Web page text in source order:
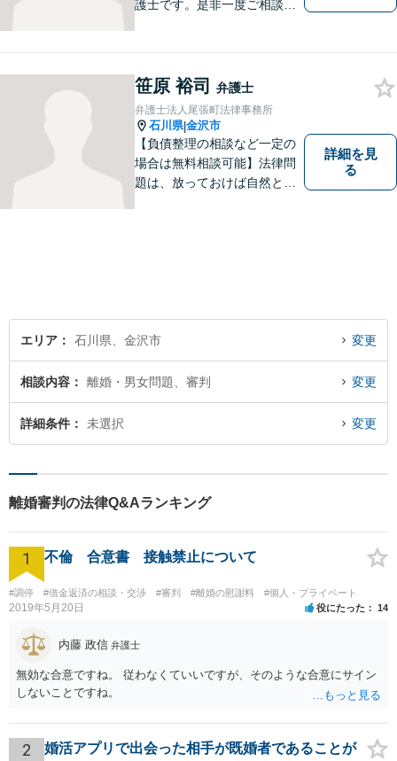
護士です。是非一度ご相談く
笹原 裕司 弁護士
弁護士法人尾張町法律事務所
石川県|金沢市
【負債整理の相談など一定の
場合は無料相談可能】法律問
題は、放っておけば自然と解
詳細を見
る
エリア 石川県、金沢市 変更
相談内容 離婚・男女問題、審判 変更
詳細条件 未選択 変更
離婚審判の法律Q&Aランキング
1 不倫 合意書 接触禁止について
#調停 #借金返済の相談・交渉 #審判 #離婚の慰謝料 #個人・プライベート
2019年5月20日 役にたった 14
内藤 政信 弁護士
無効な合意ですね。 従わなくていいですが、そのような合意にサイン
しないことですね。
2
婚活アプリで出会った相手が既婚者であることが